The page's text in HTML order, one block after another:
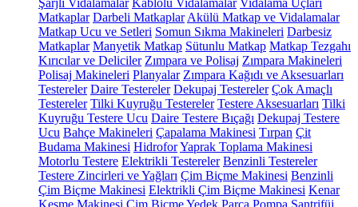
Şarjlı Vidalamalar Kablolu Vidalamalar Vidalama Uçları
Matkaplar Darbeli Matkaplar Akülü Matkap ve Vidalamalar
Matkap Ucu ve Setleri Somun Sıkma Makineleri Darbesiz
Matkaplar Manyetik Matkap Sütunlu Matkap Matkap Tezgahı
Kırıcılar ve Deliciler Zımpara ve Polisaj Zımpara Makineleri
Polisaj Makineleri Planyalar Zımpara Kağıdı ve Aksesuarları
Testereler Daire Testereler Dekupaj Testereler Çok Amaçlı
Testereler Tilki Kuyruğu Testereler Testere Aksesuarları Tilki
Kuyruğu Testere Ucu Daire Testere Bıçağı Dekupaj Testere
Ucu Bahçe Makineleri Çapalama Makinesi Tırpan Çit
Budama Makinesi HidroforYaprak Toplama Makinesi
Motorlu Testere Elektrikli Testereler Benzinli Testereler
Testere Zincirleri ve Yağları Çim Biçme Makinesi Benzinli
Çim Biçme Makinesi Elektrikli Çim Biçme Makinesi Kenar
Kesme Makinesi Çim Biçme Yedek Parça Pompa Santrifüj